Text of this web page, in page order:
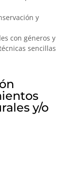
y
con géneros y
sencillas
y/o